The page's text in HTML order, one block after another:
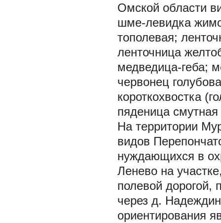
Омской области
шме-левидка
тополевая;
ленточница
медведица-геба;
червонец
короткохвостка
пяденица
На территории
видов
нуждающихся в
Ленево на
полевой дорогой,
через д.
ориентирования